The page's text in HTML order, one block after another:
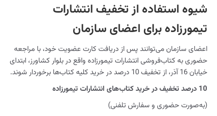
شیوه استفاده از تخفیف انتشارات
تیمورزاده برای اعضای سازمان
اعضای سازمان می‌توانند پس از دریافت کارت عضویت خود، با مراجعه
حضوری به کتاب‌فروشی انتشارات تیمورزاده واقع در بلوار کشاورز، ابتدای
خیابان 16 آذر، از تخفیف 10 درصد در خرید کلیه کتاب‌ها برخوردار شوند.
10 درصد تخفیف در خرید کتاب‌های انتشارات تیمورزاده
(به‌صورت حضوری و سفارش تلفنی)